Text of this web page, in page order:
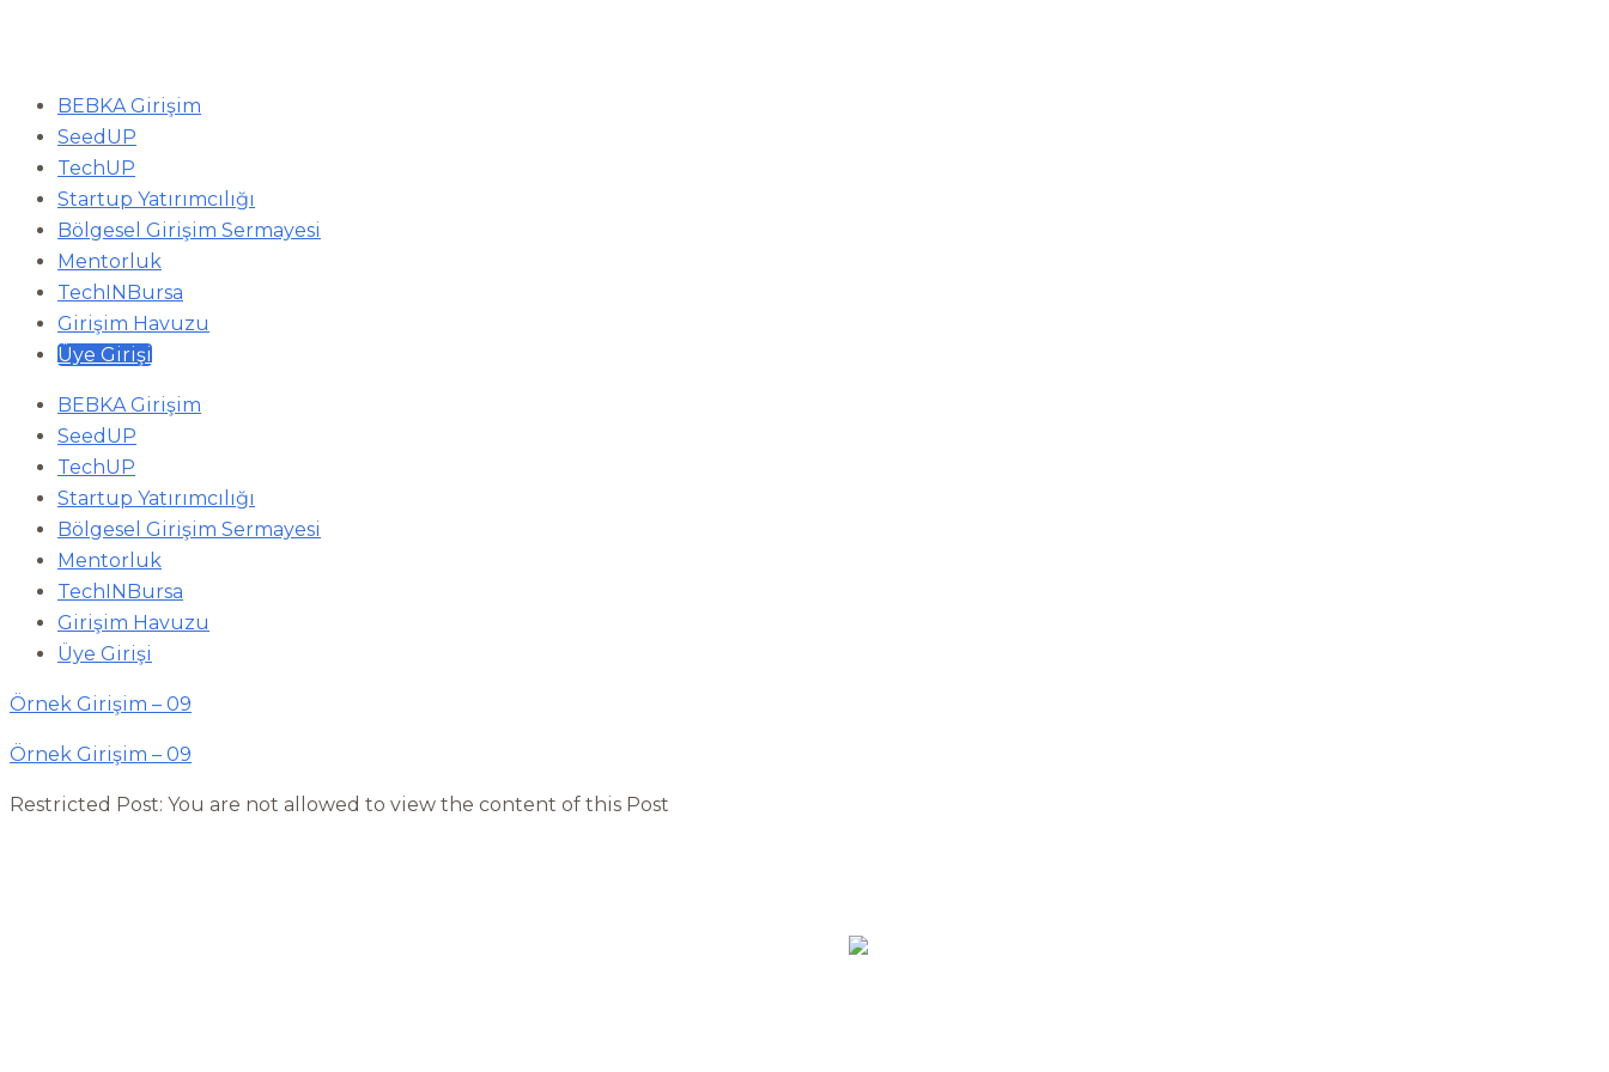
BEBKA Girişim
SeedUP
TechUP
Startup Yatırımcılığı
Bölgesel Girişim Sermayesi
Mentorluk
TechINBursa
Girişim Havuzu
Üye Girişi
BEBKA Girişim
SeedUP
TechUP
Startup Yatırımcılığı
Bölgesel Girişim Sermayesi
Mentorluk
TechINBursa
Girişim Havuzu
Üye Girişi
Örnek Girişim – 09
Örnek Girişim – 09
Restricted Post: You are not allowed to view the content of this Post